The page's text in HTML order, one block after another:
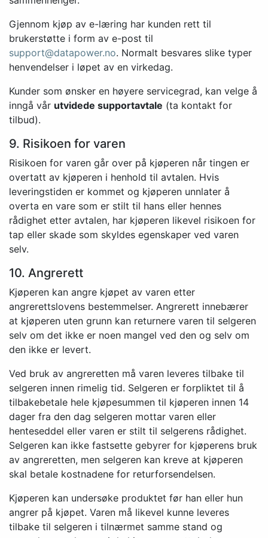
Gjennom kjøp av e-læring har kunden rett til
brukerstøtte i form av e-post til
support@datapower.no. Normalt besvares slike typer
henvendelser i løpet av en virkedag.
Kunder som ønsker en høyere servicegrad, kan velge å
inngå vår utvidede supportavtale (ta kontakt for
tilbud).
9. Risikoen for varen
Risikoen for varen går over på kjøperen når tingen er
overtatt av kjøperen i henhold til avtalen. Hvis
leveringstiden er kommet og kjøperen unnlater å
overta en vare som er stilt til hans eller hennes
rådighet etter avtalen, har kjøperen likevel risikoen for
tap eller skade som skyldes egenskaper ved varen
selv.
10. Angrerett
Kjøperen kan angre kjøpet av varen etter
angrerettslovens bestemmelser. Angrerett innebærer
at kjøperen uten grunn kan returnere varen til selgeren
selv om det ikke er noen mangel ved den og selv om
den ikke er levert.
Ved bruk av angreretten må varen leveres tilbake til
selgeren innen rimelig tid. Selgeren er forpliktet til å
tilbakebetale hele kjøpesummen til kjøperen innen 14
dager fra den dag selgeren mottar varen eller
henteseddel eller varen er stilt til selgerens rådighet.
Selgeren kan ikke fastsette gebyrer for kjøperens bruk
av angreretten, men selgeren kan kreve at kjøperen
skal betale kostnadene for returforsendelsen.
Kjøperen kan undersøke produktet før han eller hun
angrer på kjøpet. Varen må likevel kunne leveres
tilbake til selgeren i tilnærmet samme stand og